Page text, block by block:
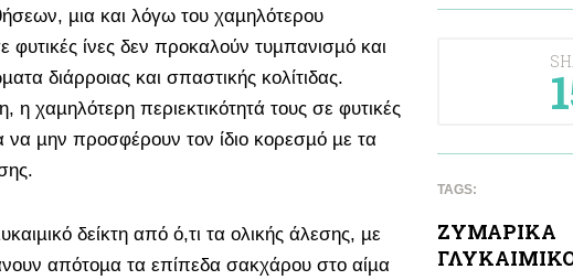
µια και λόγω του χαµηλότερου
φυτικές ίνες δεν προκαλούν τυµπανισµό και
διάρροιας και σπαστικής κολίτιδας.
η χαµηλότερη περιεκτικότητά τους σε φυτικές
να µην προσφέρουν τον ίδιο κορεσµό µε τα
δείκτη από ό,τι τα ολικής άλεσης, µε
απότοµα τα επίπεδα σακχάρου στο αίµα
TAGS:
ΖΥΜΑΡΙΚA